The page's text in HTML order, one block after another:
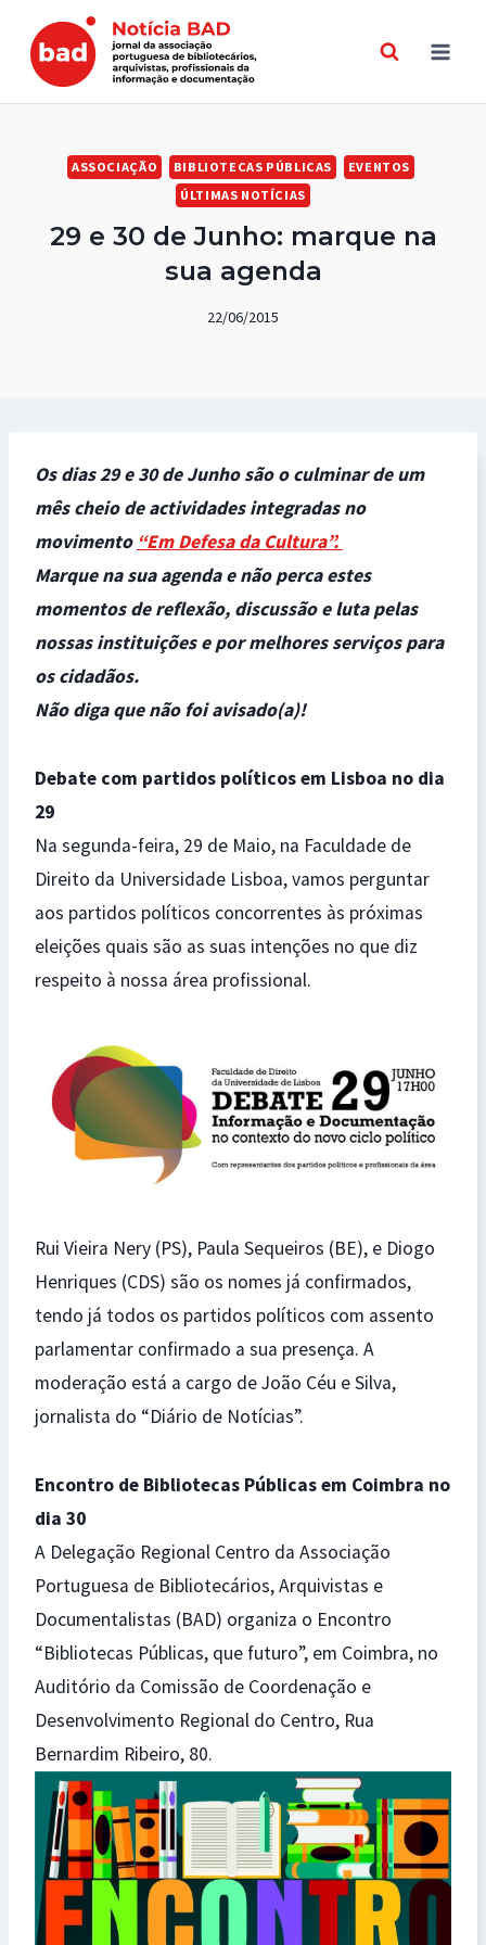
content
ASSOCIAÇÃO BIBLIOTECAS PÚBLICAS
EVENTOS
ÚLTIMAS NOTÍCIAS
29 e 30 de Junho: marque na
sua agenda
22/06/2015
Os dias 29 e 30 de Junho são o culminar de um
mês cheio de actividades integradas no
movimento “Em Defesa da Cultura”.
Marque na sua agenda e não perca estes
momentos de reflexão, discussão e luta pelas
nossas instituições e por melhores serviços para
os cidadãos.
Não diga que não foi avisado(a)!
Debate com partidos políticos em Lisboa no dia
29
Na segunda-feira, 29 de Maio, na Faculdade de
Direito da Universidade Lisboa, vamos perguntar
aos partidos políticos concorrentes às próximas
eleições quais são as suas intenções no que diz
respeito à nossa área profissional.
Rui Vieira Nery (PS), Paula Sequeiros (BE), e Diogo
Henriques (CDS) são os nomes já confirmados,
tendo já todos os partidos políticos com assento
parlamentar confirmado a sua presença. A
moderação está a cargo de João Céu e Silva,
jornalista do “Diário de Notícias”.
Encontro de Bibliotecas Públicas em Coimbra no
dia 30
A Delegação Regional Centro da Associação
Portuguesa de Bibliotecários, Arquivistas e
Documentalistas (BAD) organiza o Encontro
“Bibliotecas Públicas, que futuro”, em Coimbra, no
Auditório da Comissão de Coordenação e
Desenvolvimento Regional do Centro, Rua
Bernardim Ribeiro, 80.